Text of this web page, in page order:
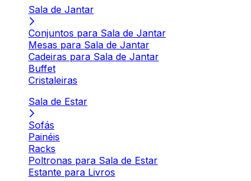
Sala de Jantar
Conjuntos para Sala de Jantar
Mesas para Sala de Jantar
Cadeiras para Sala de Jantar
Buffet
Cristaleiras
Sala de Estar
Sofás
Painéis
Racks
Poltronas para Sala de Estar
Estante para Livros